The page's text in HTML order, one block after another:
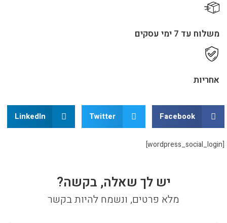
משלוח עד 7 ימי עסקים​
אחריות
Facebook
Twitter
LinkedIn
[wordpress_social_login]
יש לך שאלה, בקשה?
מלא פרטים, ונשמח להיות בקשר